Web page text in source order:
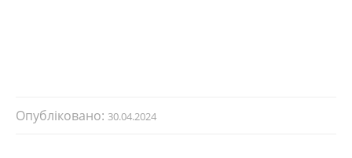
Опубліковано: 30.04.2024